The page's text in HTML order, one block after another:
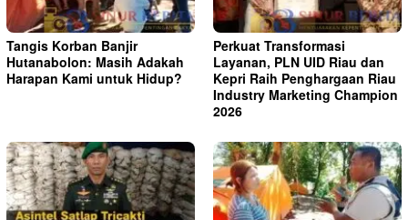
Tangis Korban Banjir
Hutanabolon: Masih Adakah
Harapan Kami untuk Hidup?
Perkuat Transformasi
Layanan, PLN UID Riau dan
Kepri Raih Penghargaan Riau
Industry Marketing Champion
2026